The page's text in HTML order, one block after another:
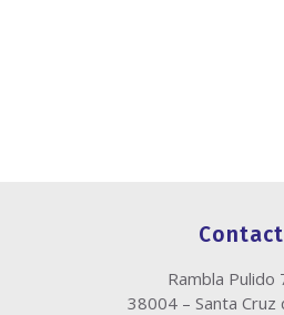
Rambla Pulido
38004 – Santa